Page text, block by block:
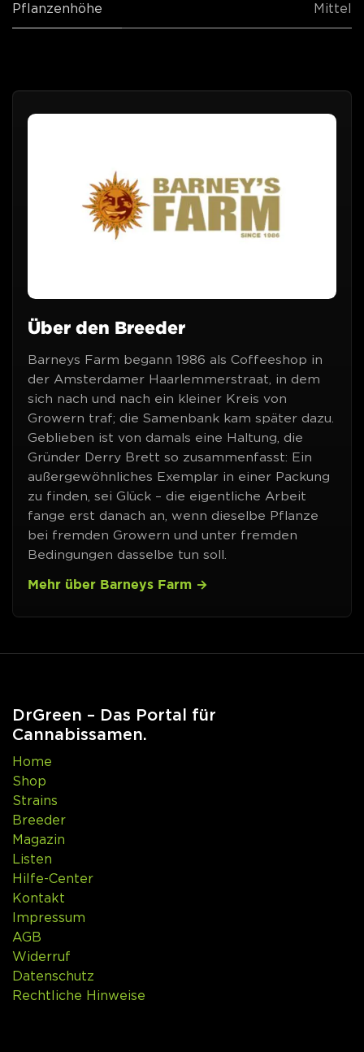
Pflanzenhöhe Mittel
Über den Breeder
Barneys Farm begann 1986 als Coffeeshop in
der Amsterdamer Haarlemmerstraat, in dem
sich nach und nach ein kleiner Kreis von
Growern traf; die Samenbank kam später dazu.
Geblieben ist von damals eine Haltung, die
Gründer Derry Brett so zusammenfasst: Ein
außergewöhnliches Exemplar in einer Packung
zu finden, sei Glück – die eigentliche Arbeit
fange erst danach an, wenn dieselbe Pflanze
bei fremden Growern und unter fremden
Bedingungen dasselbe tun soll.
Mehr über Barneys Farm
DrGreen – Das Portal für
Cannabissamen.
Home
Shop
Strains
Breeder
Magazin
Listen
Hilfe-Center
Kontakt
Impressum
AGB
Widerruf
Datenschutz
Rechtliche Hinweise